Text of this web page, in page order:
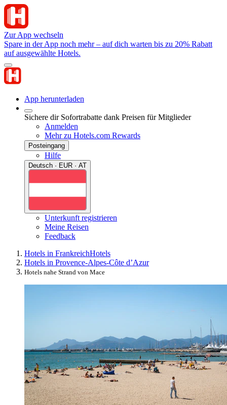
Zur App wechseln
Spare in der App noch mehr – auf dich warten bis zu 20% Rabatt
auf ausgewählte Hotels.
App herunterladen
Sichere dir Sofortrabatte dank Preisen für Mitglieder
Anmelden
Mehr zu Hotels.com Rewards
Posteingang
Hilfe
Deutsch · EUR · AT
Unterkunft registrieren
Meine Reisen
Feedback
Hotels in FrankreichHotels
Hotels in Provence-Alpes-Côte d’Azur
Hotels nahe Strand von Mace